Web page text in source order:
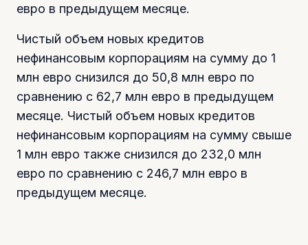
евро в предыдущем месяце.
Чистый объем новых кредитов
нефинансовым корпорациям на сумму до 1
млн евро снизился до 50,8 млн евро по
сравнению с 62,7 млн евро в предыдущем
месяце. Чистый объем новых кредитов
нефинансовым корпорациям на сумму свыше
1 млн евро также снизился до 232,0 млн
евро по сравнению с 246,7 млн евро в
предыдущем месяце.